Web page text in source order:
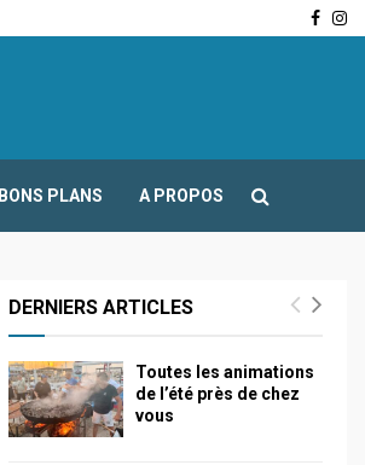
BONS PLANS A PROPOS
DERNIERS ARTICLES
Toutes les animations
de l’été près de chez
vous